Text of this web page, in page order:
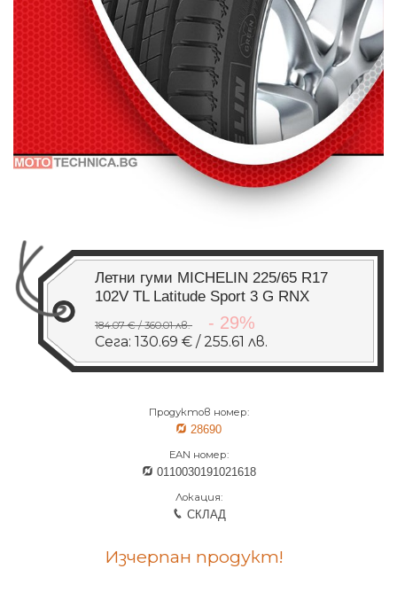
Летни гуми MICHELIN 225/65 R17
102V TL Latitude Sport 3 G RNX
184.07 € / 360.01 лв. - 29%
Сега: 130.69 € / 255.61 лв.
Продуктов номер:
28690
EAN номер:
0110030191021618
Локация:
СКЛАД
Изчерпан продукт!